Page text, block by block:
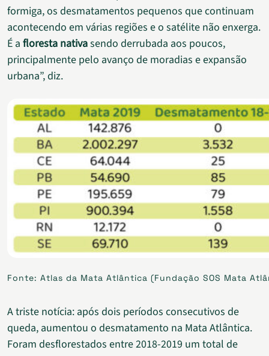
formiga, os desmatamentos pequenos que continuam
acontecendo em várias regiões e o satélite não enxerga.
É a floresta nativasendo derrubada aos poucos,
principalmente pelo avanço de moradias e expansão
urbana”, diz.
Fonte: Atlas da Mata Atlântica (Fundação SOS Mata
A triste notícia: após dois períodos consecutivos de
queda, aumentou o desmatamento na Mata Atlântica.
Foram desflorestados entre 2018-2019 um total de